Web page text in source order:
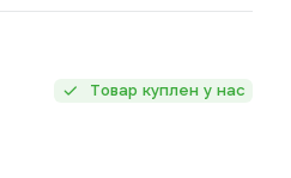
Товар куплен у нас